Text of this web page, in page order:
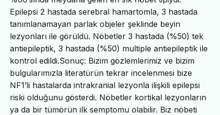
Epilepsi 2 hastada serebral hamartomla, 3 hastada
tanımlanamayan parlak objeler şeklinde beyin
lezyonları ile görüldü. Nöbetler 3 hastada (%50) tek
antiepileptik, 3 hastada (%50) multiple antiepileptik ile
kontrol edildi.Sonuç: Bizim gözlemlerimiz ve bizim
bulgularımızla literatürün tekrar incelenmesi bize
NF1’li hastalarda intrakranial lezyonla ilişkili epilepsi
riski olduğunu gösterdi. Nöbetler kortikal lezyonların
ya da bir tümörün ilk semptomu olabilir. Biz nöbeti